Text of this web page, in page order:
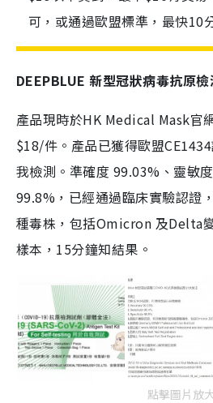
可，或通過歐盟標準，最快10
DEEPBLUE 新型冠狀病毒抗原
產品現時於HK Medical Mask官
$18/件。產品已獲得歐盟
我檢測。準確度 99.03%、靈敏
99.8%，已經通過臨床實驗認證
種毒株，包括Omicron 及Delta
樣本，15分鐘知結果。
點擊圖片放